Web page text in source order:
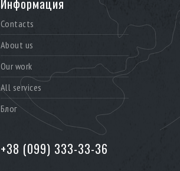
Информация
Contacts
About us
Our work
All services
Блог
+38 (099) 333-33-36